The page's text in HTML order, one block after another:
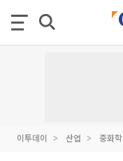
이투데이 산업 중화학